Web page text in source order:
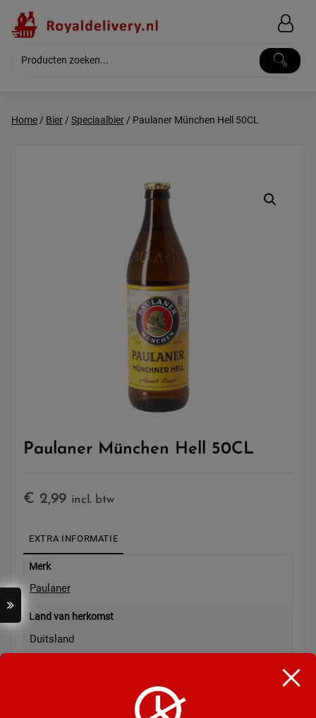
content
Home/ Bier/ Speciaalbier/ Paulaner München Hell 50CL
Paulaner München Hell 50CL
€ 2,99 incl. btw
EXTRA INFORMATIE
Merk
Paulaner
Land van herkomst
Duitsland